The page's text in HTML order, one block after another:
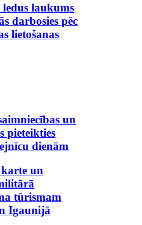
laukums
darbosies pēc
lietošanas
un
pieteikties
dienām
un
tūrismam
Igaunijā